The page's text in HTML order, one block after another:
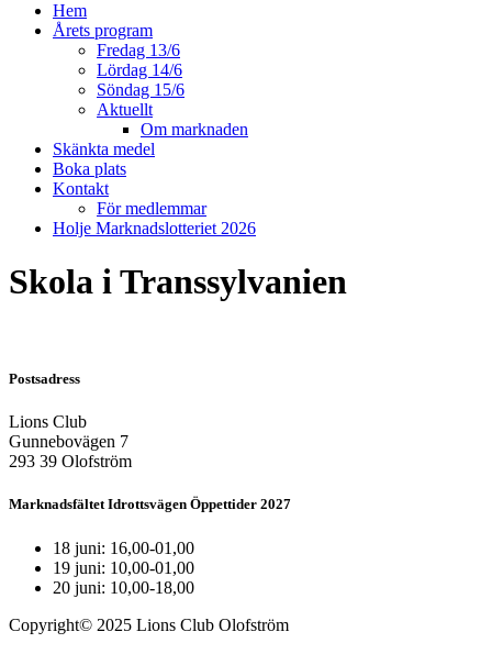
Hem
Årets program
Fredag 13/6
Lördag 14/6
Söndag 15/6
Aktuellt
Om marknaden
Skänkta medel
Boka plats
Kontakt
För medlemmar
Holje Marknadslotteriet 2026
Skola i Transsylvanien
Postsadress
Lions Club
Gunnebovägen 7
293 39 Olofström
Marknadsfältet Idrottsvägen Öppettider 2027
18 juni: 16,00-01,00
19 juni: 10,00-01,00
20 juni: 10,00-18,00
Copyright© 2025 Lions Club Olofström